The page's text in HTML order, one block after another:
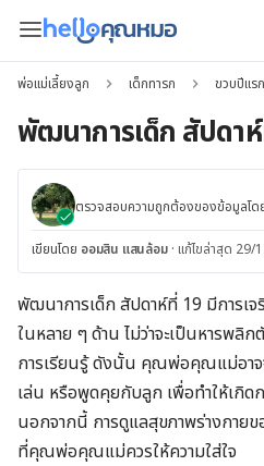
พ่อแม่เลี้ยงลูก เด็กทารก ขวบปีแร
พัฒนาการเด็ก สัปดา
ตรวจสอบความถูกต้องของข้อมูลโด
เขียนโดย ออมสิน แสนล้อม · แก้ไขล่าสุด 29/
พัฒนาการเด็ก สัปดาห์ที่ 19 มีการเ
ในหลาย ๆ ด้าน ไม่ว่าจะเป็นหารพลิ
การเรียนรู้ ดังนั้น คุณพ่อคุณแม่อาจ
เล่น หรือพูดคุยกับลูก เพื่อทำให้เกิด
นอกจากนี้ การดูแลสุขภาพร่างกาย
ที่คุณพ่อคุณแม่ควรให้ความใส่ใจ